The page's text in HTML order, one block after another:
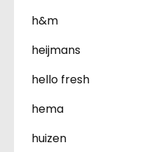
h&m
heijmans
hello fresh
hema
huizen